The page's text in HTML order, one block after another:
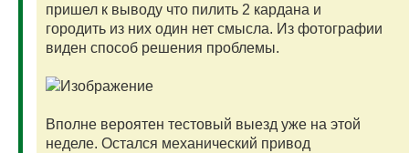
пришел к выводу что пилить 2 кардана и
городить из них один нет смысла. Из фотографии
виден способ решения проблемы.
Вполне вероятен тестовый выезд уже на этой
неделе. Остался механический привод